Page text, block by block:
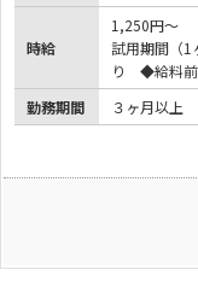
時給
1,250円～
試用期間（
り ◆給料前
勤務期間
３ヶ月以上